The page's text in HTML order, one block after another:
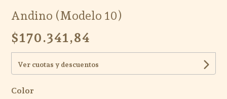
Andino (Modelo 10)
$170.341,84
Ver cuotas y descuentos
Color